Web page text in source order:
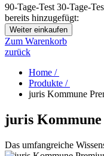
90-Tage-Test 30-Tage-
bereits hinzugefügt:
Weiter einkaufen
Zum Warenkorb
zurück
Home /
Produkte /
juris Kommune
juris
Das umfangreiche